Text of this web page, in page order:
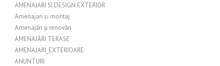
AMENAJARI SI DESIGN EXTERIOR
Amenajari si montaj
Amenajări și renovări
AMENAJĂRI TERASE
AMENAJARI_EXTERIOARE
ANUNTURI